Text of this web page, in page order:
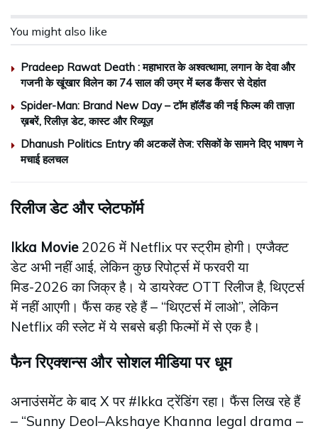
You might also like
Pradeep Rawat Death : महाभारत के अश्वत्थामा, लगान के देवा और
गजनी के खूंखार विलेन का 74 साल की उम्र में ब्लड कैंसर से देहांत
Spider-Man: Brand New Day – टॉम हॉलैंड की नई फिल्म की ताज़ा
ख़बरें, रिलीज़ डेट, कास्ट और रिव्यूज़
Dhanush Politics Entry की अटकलें तेज: रसिकों के सामने दिए भाषण ने
मचाई हलचल
रिलीज डेट और प्लेटफॉर्म
Ikka Movie2026 में Netflix पर स्ट्रीम होगी। एग्जैक्ट
डेट अभी नहीं आई, लेकिन कुछ रिपोर्ट्स में फरवरी या
मिड-2026 का जिक्र है। ये डायरेक्ट OTT रिलीज है, थिएटर्स
में नहीं आएगी। फैंस कह रहे हैं – “थिएटर्स में लाओ”, लेकिन
Netflix की स्लेट में ये सबसे बड़ी फिल्मों में से एक है।
फैन रिएक्शन्स और सोशल मीडिया पर धूम
अनाउंसमेंट के बाद X पर #Ikka ट्रेंडिंग रहा। फैंस लिख रहे हैं
– “Sunny Deol–Akshaye Khanna legal drama –